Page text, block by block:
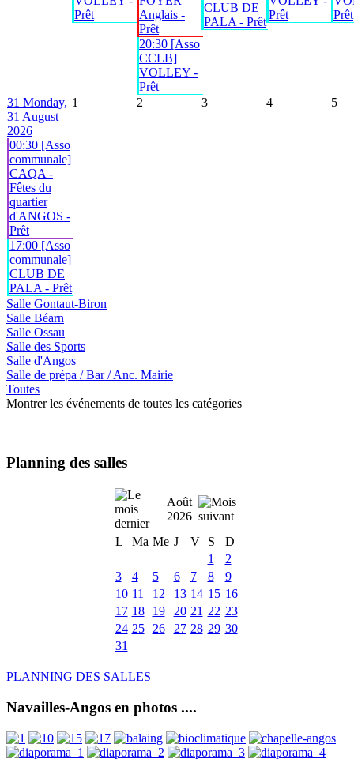
Prêt
Anglais -
Prêt
20:30 [Asso
CCLB]
VOLLEY -
Prêt
CLUB DE
PALA - Prêt
Prêt
Prêt
31 Monday,
31 August
2026
00:30 [Asso
communale]
CAQA -
Fêtes du
quartier
d'ANGOS -
Prêt
17:00 [Asso
communale]
CLUB DE
PALA - Prêt
1 2 3 4 5
Salle Gontaut-Biron
Salle Béarn
Salle Ossau
Salle des Sports
Salle d'Angos
Salle de prépa / Bar / Anc. Mairie
Toutes
Montrer les événements de toutes les catégories
Planning des salles
Août
2026
L
Ma Me J V S
D
1
2
3
4 5 6 7 8
9
10 11 12 13 14 15 16
17 18 19 20 21 22 23
24 25 26 27 28 29 30
31
PLANNING DES SALLES
Navailles-Angos en photos ....